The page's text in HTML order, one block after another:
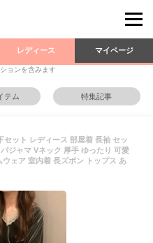
レディース マイページ
ョンを含みます
テム 特集記事
セット レディース 部屋着 長袖 セッ
ジャマ Vネック 厚手 ゆったり 可愛
ェア 室内着 長ズボン トップス あ